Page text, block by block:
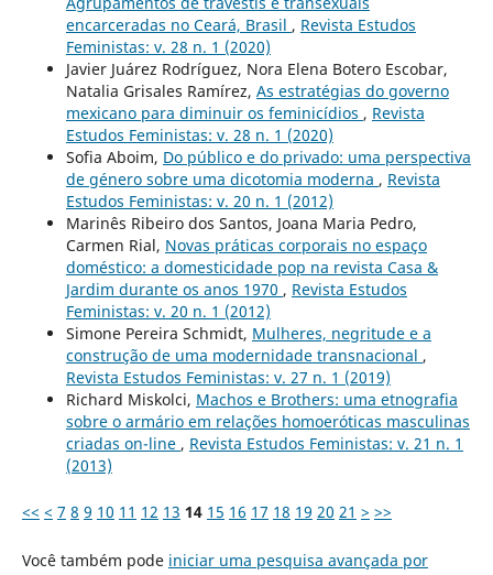
encarceradas no Ceará, Brasil , Revista Estudos
Feministas: v. 28 n. 1 (2020)
Javier Juárez Rodríguez, Nora Elena Botero Escobar,
Natalia Grisales Ramírez, As estratégias do governo
mexicano para diminuir os feminicídios , Revista
Estudos Feministas: v. 28 n. 1 (2020)
Sofia Aboim, Do público e do privado: uma perspectiva
de género sobre uma dicotomia moderna , Revista
Estudos Feministas: v. 20 n. 1 (2012)
Marinês Ribeiro dos Santos, Joana Maria Pedro,
Carmen Rial, Novas práticas corporais no espaço
doméstico: a domesticidade pop na revista Casa &
Jardim durante os anos 1970 , Revista Estudos
Feministas: v. 20 n. 1 (2012)
Simone Pereira Schmidt, Mulheres, negritude e a
construção de uma modernidade transnacional ,
Revista Estudos Feministas: v. 27 n. 1 (2019)
Richard Miskolci, Machos e Brothers: uma etnografia
sobre o armário em relações homoeróticas masculinas
criadas on-line , Revista Estudos Feministas: v. 21 n. 1
(2013)
<< < 7 8 9 10 11 12 13 14 15 16 17 18 19 20 21 > >>
Você também pode iniciar uma pesquisa avançada por